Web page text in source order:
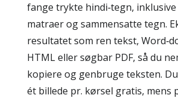
fange trykte hindi‑tegn,
matraer og sammensatte tegn.
resultatet som ren tekst,
HTML eller søgbar PDF, så du
kopiere og genbruge teksten.
ét billede pr. kørsel gratis, mens